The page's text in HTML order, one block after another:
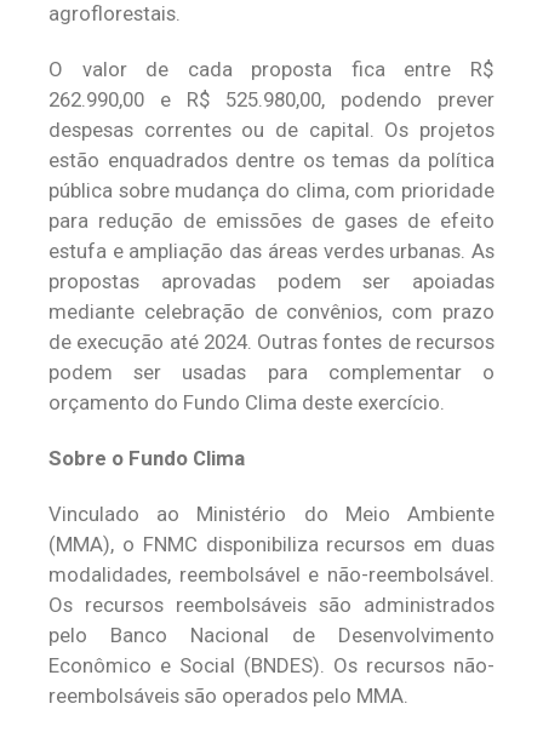
agroflorestais.
O valor de cada proposta fica entre R$
262.990,00 e R$ 525.980,00, podendo prever
despesas correntes ou de capital. Os projetos
estão enquadrados dentre os temas da política
pública sobre mudança do clima, com prioridade
para redução de emissões de gases de efeito
estufa e ampliação das áreas verdes urbanas. As
propostas aprovadas podem ser apoiadas
mediante celebração de convênios, com prazo
de execução até 2024. Outras fontes de recursos
podem ser usadas para complementar o
orçamento do Fundo Clima deste exercício.
Sobre o Fundo Clima
Vinculado ao Ministério do Meio Ambiente
(MMA), o FNMC disponibiliza recursos em duas
modalidades, reembolsável e não-reembolsável.
Os recursos reembolsáveis são administrados
pelo Banco Nacional de Desenvolvimento
Econômico e Social (BNDES). Os recursos não-
reembolsáveis são operados pelo MMA.